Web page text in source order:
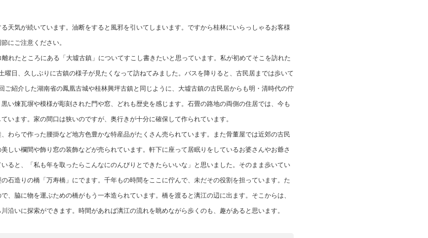
天気が続いています。油断をすると風邪を引いてしまいます。ですから桂林にいらっしゃるお客様
にご注意ください。
れたところにある「 大墟古鎮 」についてすこし書きたいと思っています。私が初めてそこを訪れた
曜日、久しぶりに古鎮の様子が見たくなって訪ねてみました。バスを降りると、古民居までは歩いて
ご紹介した湖南省の鳳凰古城や桂林興坪古鎮と同じように、大墟古鎮の古民居からも明・清時代の佇
い煉瓦塀や模様が彫刻された門や窓、どれも歴史を感じます。石畳の路地の両側の住居では、今も
います。家の間口は狭いのですが、奥行きが十分に確保して作られています。
わらで作った腰掛など地方色豊かな特産品がたくさん売られています。また骨董屋では近郊の古民
しい欄間や飾り窓の装飾などが売られています。軒下に座って居眠りをしているお婆さんやお爺さ
ると、「私も年を取ったらこんなにのんびりとできたらいいな」と思いました。そのまま歩いてい
石造りの橋「万寿橋」にでます。千年もの時間をここに佇んで、未だその役割を担っています。た
、脇に物を運ぶための橋がもう一本造られています。橋を渡ると漓江の辺に出ます。そこからは、
沿いに探索ができます。時間があれば漓江の流れを眺めながら歩くのも、趣があると思います。